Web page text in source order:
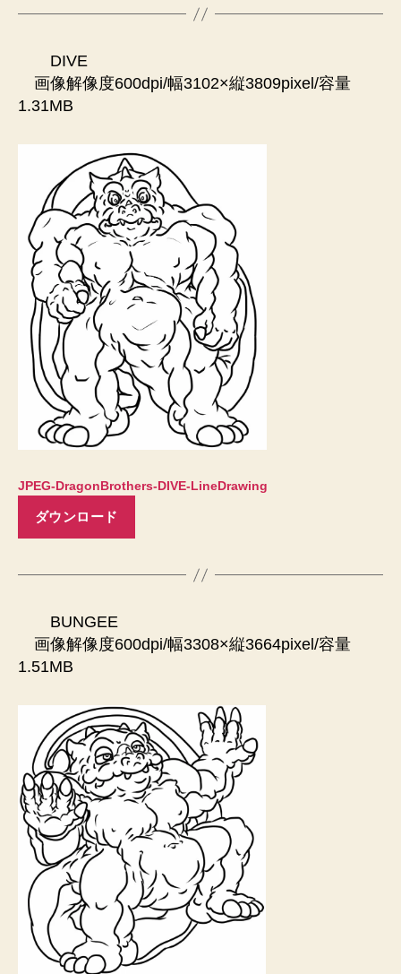
DIVE
画像解像度600dpi/幅3102×縦3809pixel/容量
1.31MB
JPEG-DragonBrothers-DIVE-LineDrawing
ダウンロード
BUNGEE
画像解像度600dpi/幅3308×縦3664pixel/容量
1.51MB